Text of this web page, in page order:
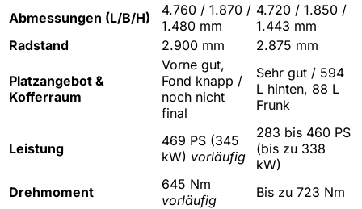
Abmessungen (L/B/H)
4.760 / 1.870 /
1.480 mm
4.720 / 1.850 /
1.443 mm
Radstand
2.900 mm 2.875 mm
Platzangebot &
Kofferraum
Vorne gut,
Fond knapp /
noch nicht
final
Sehr gut / 594
L hinten, 88 L
Frunk
Leistung
469 PS (345
kW) vorläufig
283 bis 460 PS
(bis zu 338
kW)
Drehmoment
645 Nm
vorläufig
Bis zu 723 Nm